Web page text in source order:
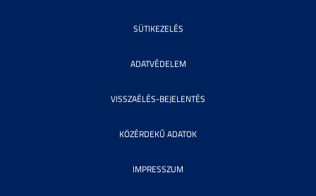
SÜTIKEZELÉS
ADATVÉDELEM
VISSZAÉLÉS-BEJELENTÉS
KÖZÉRDEKŰ ADATOK
IMPRESSZUM